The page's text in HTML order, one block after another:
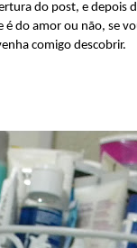
do post, e depois
é do amor ou não, se
comigo descobrir.